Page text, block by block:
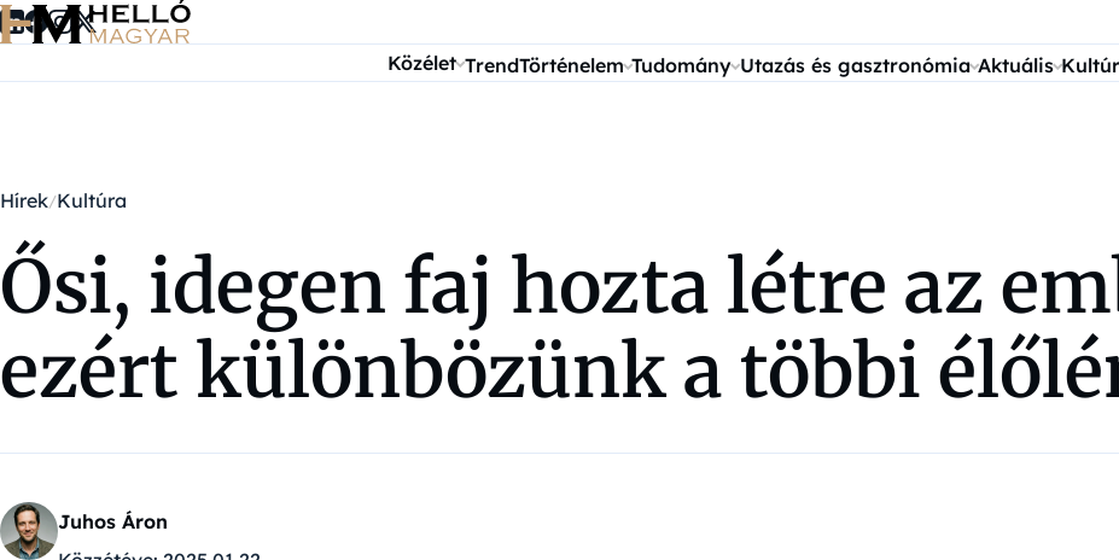
Ugrás a tartalomra
Közélet TrendTörténelem Tudomány Utazás és gasztronómia Aktuális
Hírek Kultúra
Ősi, idegen faj hozta létre az
ezért különbözünk a többi
Juhos Áron